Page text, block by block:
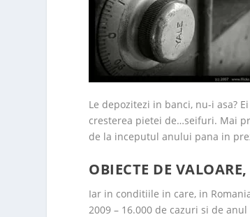
Le depozitezi in banci, nu-i asa?
cresterea pietei de…seifuri. Mai
de la inceputul anului pana in
OBIECTE DE
Iar in conditiile in care, in
2009 – 16.000 de cazuri si de